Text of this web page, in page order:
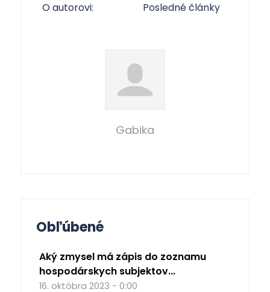
O autorovi: Posledné články
Gabika
Obľúbené
Aký zmysel má zápis do zoznamu
hospodárskych subjektov...
16. októbra 2023 - 0:00